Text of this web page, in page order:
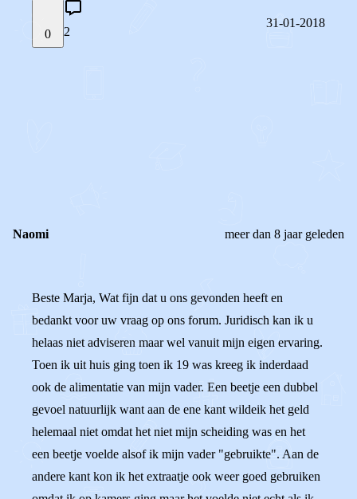
0 2
31-01-2018
Naomi meer dan 8 jaar geleden
Beste Marja, Wat fijn dat u ons gevonden heeft en
bedankt voor uw vraag op ons forum. Juridisch kan ik u
helaas niet adviseren maar wel vanuit mijn eigen ervaring.
Toen ik uit huis ging toen ik 19 was kreeg ik inderdaad
ook de alimentatie van mijn vader. Een beetje een dubbel
gevoel natuurlijk want aan de ene kant wildeik het geld
helemaal niet omdat het niet mijn scheiding was en het
een beetje voelde alsof ik mijn vader "gebruikte". Aan de
andere kant kon ik het extraatje ook weer goed gebruiken